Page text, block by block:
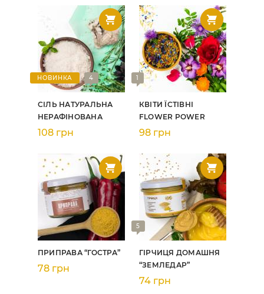
НОВИНКА 4
СІЛЬ НАТУРАЛЬНА
НЕРАФІНОВАНА
108 грн
1
КВІТИ ЇСТІВНІ
FLOWER POWER
98 грн
ПРИПРАВА “ГОСТРА”
78 грн
5
ГІРЧИЦЯ ДОМАШНЯ
“ЗЕМЛЕДАР”
74 грн